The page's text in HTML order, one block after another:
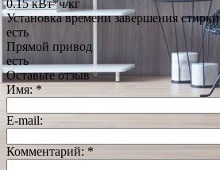
0.15 кВт*ч/кг
Установка времени завершения стирки
есть
Прямой привод
есть
Оставьте отзыв
Имя: *
E-mail:
Комментарий: *